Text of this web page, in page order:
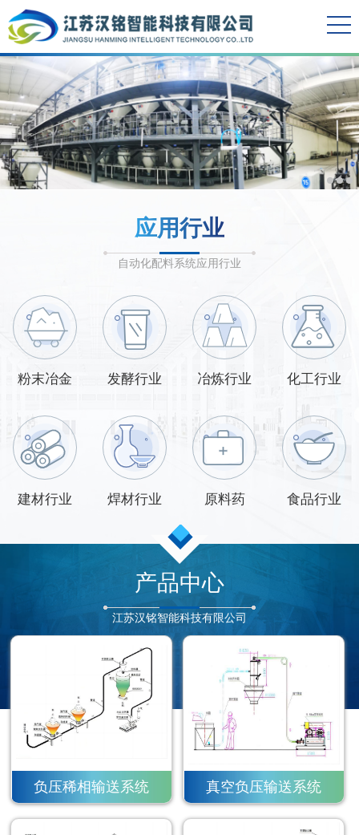
应用行业
自动化配料系统应用行业
粉末冶金 发酵行业 冶炼行业 化工行业
建材行业 焊材行业 原料药 食品行业
产品中心
江苏汉铭智能科技有限公司
负压稀相输送系统 真空负压输送系统